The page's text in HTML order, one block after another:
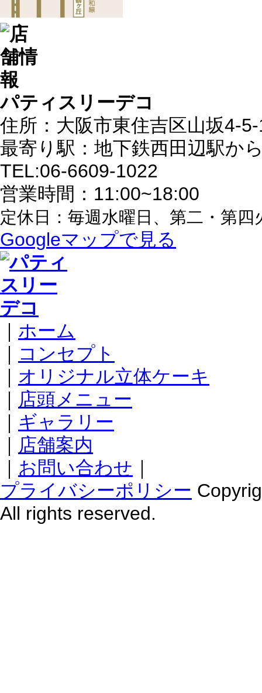
パティスリーデコ
住所：大阪市東住吉区山坂4-
最寄り駅：地下鉄西田辺駅か
TEL:06-6609-1022
営業時間：11:00~18:00
定休日：毎週水曜日、第二・第四
Googleマップで見る
ホーム
コンセプト
オリジナル立体ケーキ
店頭メニュー
ギャラリー
店舗案内
お問い合わせ
プライバシーポリシー
All rights reserved.